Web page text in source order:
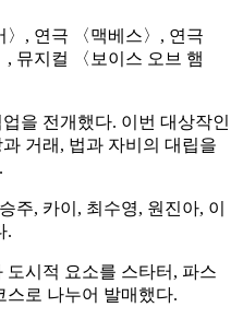
〉, 연극 〈맥베스〉, 연극
, 뮤지컬 〈보이스 오브 햄
을 전개했다. 이번 대상작인
거래, 법과 자비의 대립을
주, 카이, 최수영, 원진아, 이
.
시적 요소를 스타터, 파스
스로 나누어 발매했다.